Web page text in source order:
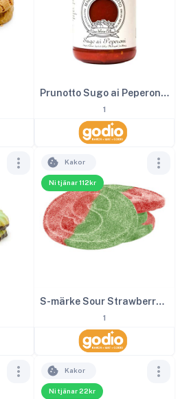
Prunotto Sugo ai Peperoni 340 g EKO
1
Ni tjänar 112kr
Kakor
S-märke Sour Strawberry 4kg
1
Ni tjänar 22kr
Kakor